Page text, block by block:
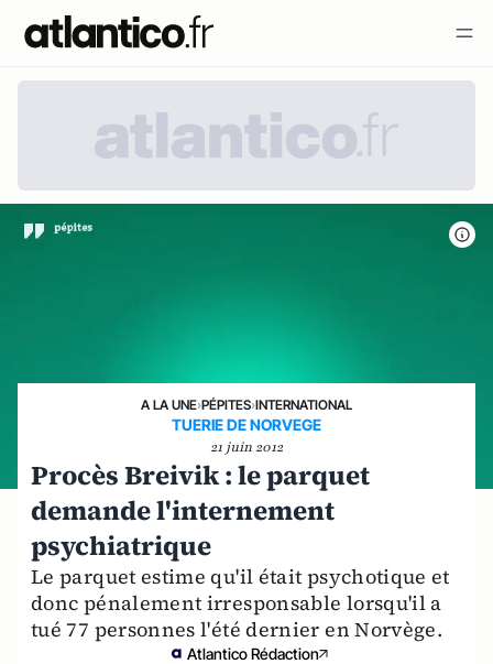
A LA UNE›PÉPITES›INTERNATIONAL
TUERIE DE NORVEGE
21 juin 2012
Procès Breivik : le parquet
demande l'internement
psychiatrique
Le parquet estime qu'il était psychotique et
donc pénalement irresponsable lorsqu'il a
tué 77 personnes l'été dernier en Norvège.
Atlantico Rédaction